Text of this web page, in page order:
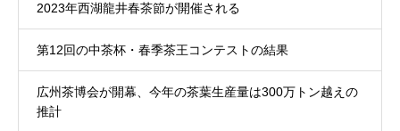
2023年西湖龍井春茶節が開催される
第12回の中茶杯・春季茶王コンテストの結果
広州茶博会が開幕、今年の茶葉生産量は300万トン越えの
推計